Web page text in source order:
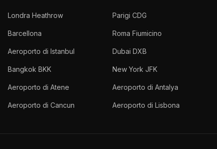
Londra Heathrow Parigi CDG
Barcellona Roma Fiumicino
Aeroporto di Istanbul Dubai DXB
Bangkok BKK New York JFK
Aeroporto di Atene Aeroporto di Antalya
Aeroporto di Cancun Aeroporto di Lisbona